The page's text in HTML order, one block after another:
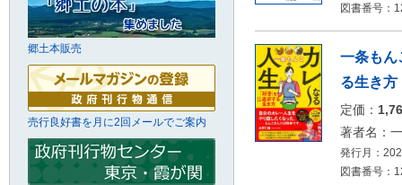
図書番号：
一条もん
る生き方
定価：
著者名：
発行月：
図書番号：
郷土本販売
売行良好書を月に2回メールでご案内